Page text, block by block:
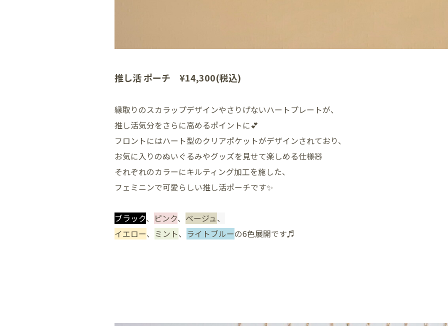
推し活 ポーチ ¥14,300(税込)
縁取りのスカラップデザインやさりげないハートプレートが、
推し活気分をさらに高めるポイントに💕
フロントにはハート型のクリアポケットがデザインされており、
お気に入りのぬいぐるみやグッズを見せて楽しめる仕様🧸
それぞれのカラーにキルティング加工を施した、
フェミニンで可愛らしい推し活ポーチです✨
ブラック、 ピンク、 ベージュ、
イエロー、 ミント、 ライトブルーの6色展開です♬